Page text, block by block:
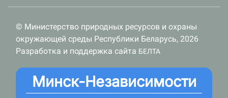
© Министерство природных ресурсов и охраны
окружающей среды Республики Беларусь, 2026
Разработка и поддержка сайта БЕЛТА
Минск-Независимости